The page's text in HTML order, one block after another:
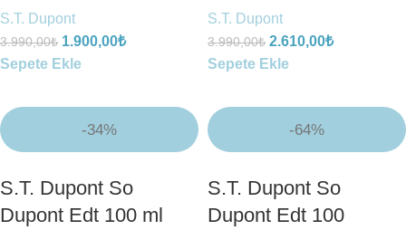
S.T. Dupont
3.990,00₺ 1.900,00₺
Sepete Ekle
S.T. Dupont
3.990,00₺ 2.610,00₺
Sepete Ekle
-34%
S.T. Dupont So
Dupont Edt 100 ml
-64%
S.T. Dupont So
Dupont Edt 100